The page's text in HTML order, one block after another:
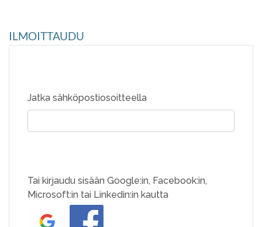
ILMOITTAUDU
Jatka sähköpostiosoitteella
Tai kirjaudu sisään Google:in, Facebook:in,
Microsoft:in tai Linkedin:in kautta